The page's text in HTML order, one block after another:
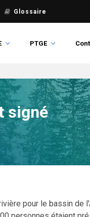
Glossaire
PTGE
signé
pour le bassin de